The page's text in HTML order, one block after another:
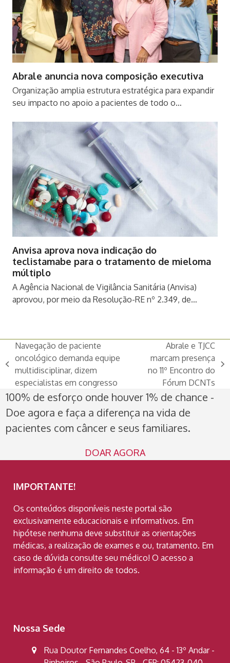
Abrale anuncia nova composição executiva
Organização amplia estrutura estratégica para expandir
seu impacto no apoio a pacientes de todo o…
Anvisa aprova nova indicação do
teclistamabe para o tratamento de mieloma
múltiplo
A Agência Nacional de Vigilância Sanitária (Anvisa)
aprovou, por meio da Resolução-RE nº 2.349, de…
previous
post:
Navegação de paciente
oncológico demanda equipe
multidisciplinar, dizem
especialistas em congresso
next
Abrale e TJCC
marcam presença
no 11º Encontro do
Fórum DCNTs
100% de esforço onde houver 1% de chance -
Doe agora e faça a diferença na vida de
pacientes com câncer e seus familiares.
DOAR AGORA
IMPORTANTE!
Os conteúdos disponíveis neste portal são
exclusivamente educacionais e informativos. Em
hipótese nenhuma deve substituir as orientações
médicas, a realização de exames e ou, tratamento. Em
caso de dúvida consulte seu médico! O acesso a
informação é um direito de todos.
Nossa Sede
Rua Doutor Fernandes Coelho, 64 - 13º Andar -